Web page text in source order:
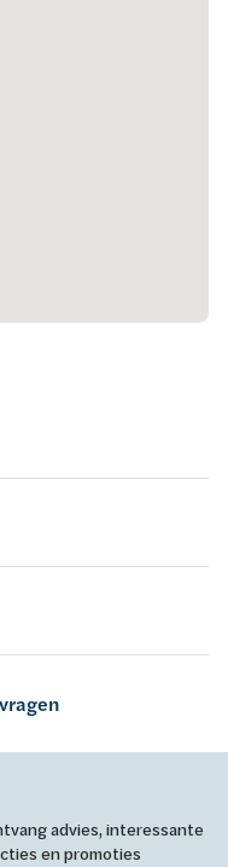
advies, interessante
en promoties